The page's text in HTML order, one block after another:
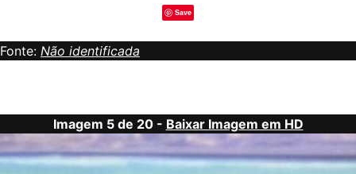
Save
Fonte: Não identificada
Imagem 5 de 20 - Baixar Imagem em HD